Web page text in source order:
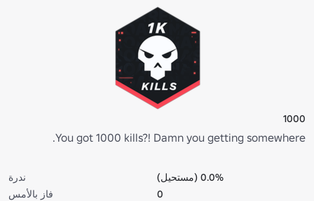
1000
You got 1000 kills?! Damn you getting somewhere.
ندرة
0.0% (مستحيل)
فاز بالأمس
0